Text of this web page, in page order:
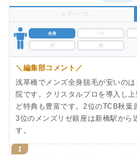
♀ レディース
全身 VIO
脚
＼編集部コメント／
浅草橋でメンズ全身脱毛が安いの
院です。クリスタルプロを導入し
ど特典も豊富です。2位のTCB秋葉
3位のメンズリゼ銀座は新橋駅から
す。
1